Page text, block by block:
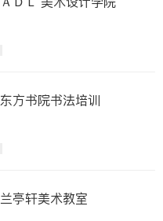
东方书院书法培训
兰亭轩美术教室